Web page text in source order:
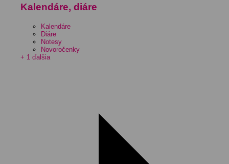
Kalendáre, diáre
Kalendáre
Diáre
Notesy
Novoročenky
+ 1 ďalšia